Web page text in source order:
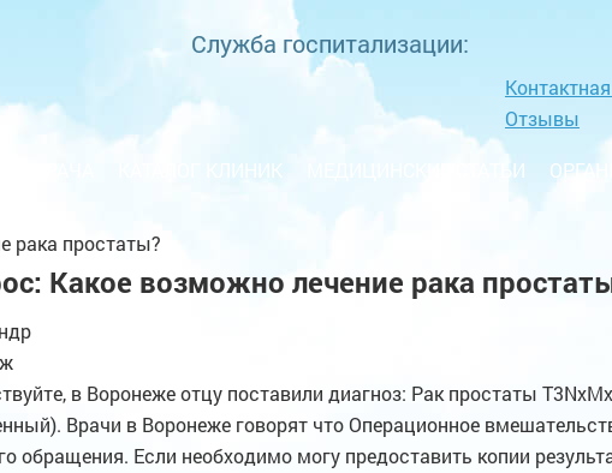
Служба госпитализации:
Отзывы
ВРАЧА КАТАЛОГ КЛИНИК МЕДИЦИНСКИЕ СТАТЬИ
рака простаты?
Какое возможно лечение рака
в Воронеже отцу поставили диагноз: Рак простаты
Врачи в Воронеже говорят что Операционное
обращения. Если необходимо могу предоставить копии